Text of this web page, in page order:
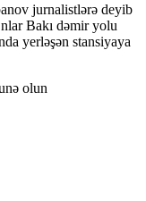
jurnalistlərə deyib
Bakı dəmir yolu
yerləşən stansiyaya
olun